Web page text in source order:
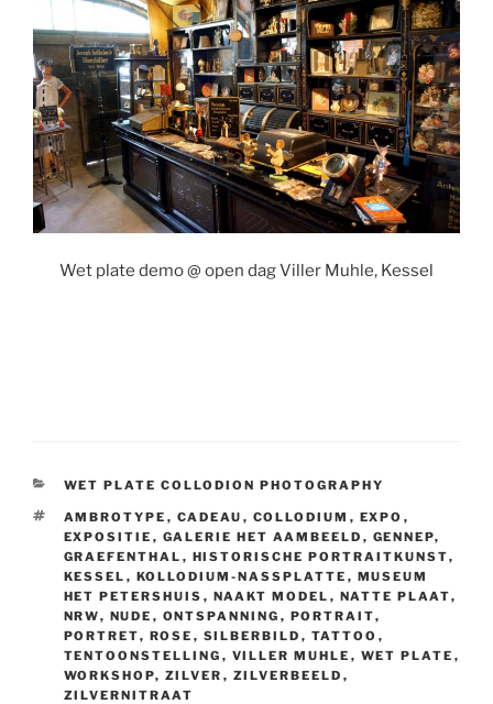
Wet plate demo @ open dag Viller Muhle, Kessel
CATEGORIEËN
WET PLATE COLLODION PHOTOGRAPHY
TAGS
AMBROTYPE , CADEAU , COLLODIUM , EXPO ,
EXPOSITIE , GALERIE HET AAMBEELD , GENNEP,
GRAEFENTHAL , HISTORISCHE PORTRAITKUNST,
KESSEL , KOLLODIUM-NASSPLATTE , MUSEUM
HET PETERSHUIS , NAAKT MODEL , NATTE PLAAT,
NRW, NUDE , ONTSPANNING , PORTRAIT,
PORTRET, ROSE , SILBERBILD , TATTOO ,
TENTOONSTELLING , VILLER MUHLE , WET PLATE ,
WORKSHOP, ZILVER , ZILVERBEELD ,
ZILVERNITRAAT